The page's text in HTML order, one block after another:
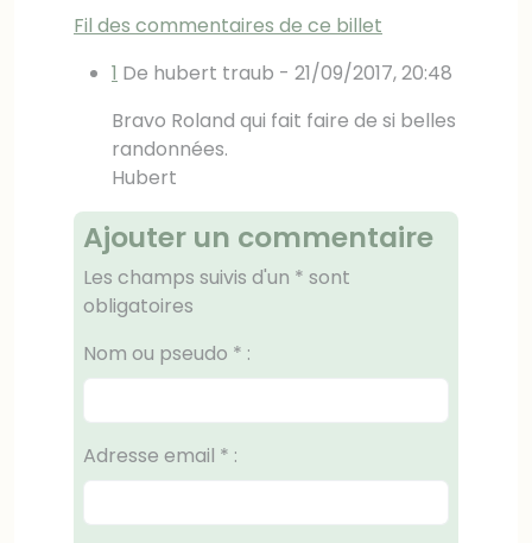
Fil des commentaires de ce billet
1 De hubert traub - 21/09/2017, 20:48
Bravo Roland qui fait faire de si belles
randonnées.
Hubert
Ajouter un commentaire
Les champs suivis d'un * sont
obligatoires
Nom ou pseudo * :
Adresse email * :